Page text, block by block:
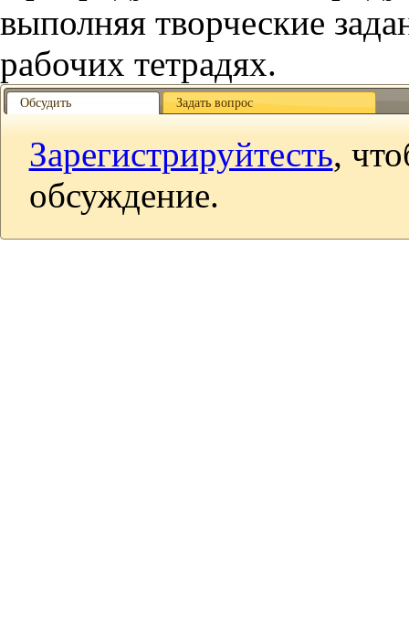
выполняя творческие
рабочих тетрадях.
Обсудить Задать вопрос
Зарегистрируйтесть,
обсуждение.